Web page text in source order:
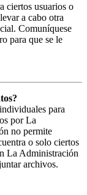
ciertos usuarios o
a cabo otra
Comuníquese
para que se le
para
por La
no permite
o solo ciertos
La Administración
archivos.